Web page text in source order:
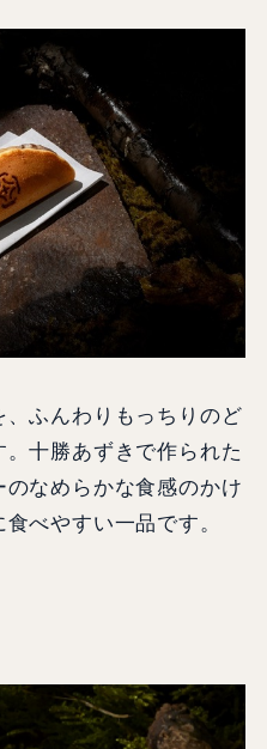
ふんわりもっちりのど
十勝あずきで作られた
なめらかな食感のかけ
べやすい一品です。